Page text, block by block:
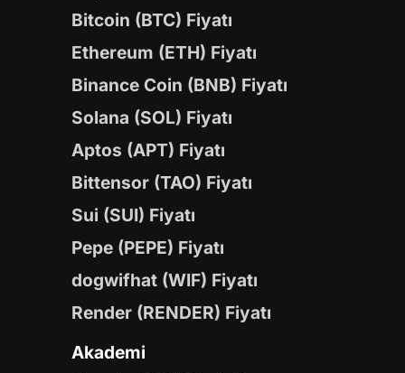
Bitcoin (BTC) Fiyatı
Ethereum (ETH) Fiyatı
Binance Coin (BNB) Fiyatı
Solana (SOL) Fiyatı
Aptos (APT) Fiyatı
Bittensor (TAO) Fiyatı
Sui (SUI) Fiyatı
Pepe (PEPE) Fiyatı
dogwifhat (WIF) Fiyatı
Render (RENDER) Fiyatı
Akademi